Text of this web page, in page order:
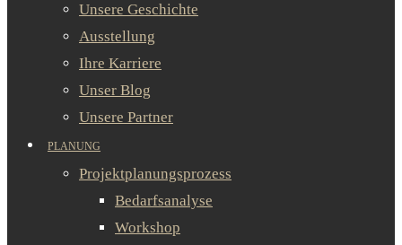
Unsere Geschichte
Ausstellung
Ihre Karriere
Unser Blog
Unsere Partner
PLANUNG
Projektplanungsprozess
Bedarfsanalyse
Workshop